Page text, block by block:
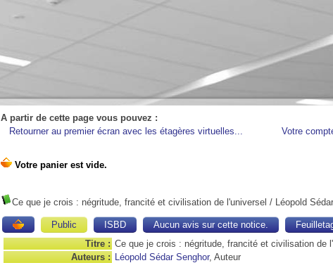
A partir de cette page vous pouvez :
Retourner au premier écran avec les étagères virtuelles...
Votre
Ce que je crois : négritude, francité et civilisation de l'universel / Léopold
Public ISBD Aucun avis sur cette notice.
Titre : Ce que je crois : négritude, francité et civilisation de
Auteurs : Léopold Sédar Senghor, Auteur